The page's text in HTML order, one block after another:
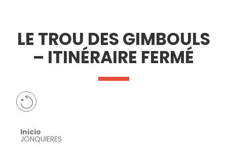
IMPRESCINDIBLES
HACER
INSPIRACIONES
LE TROU DES GIMBOULS
– ITINÉRAIRE FERMÉ
Inicio
JONQUIERES